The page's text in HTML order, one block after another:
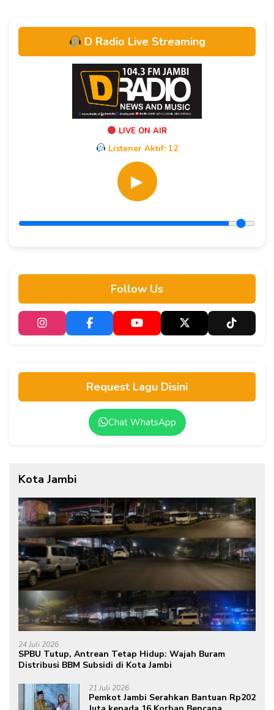
D Radio Live Streaming
LIVE ON AIR
Listener Aktif: 12
▶
Follow Us
Request Lagu Disini
Chat WhatsApp
Kota Jambi
24 Juli 2026
SPBU Tutup, Antrean Tetap Hidup: Wajah Buram
Distribusi BBM Subsidi di Kota Jambi
21 Juli 2026
Pemkot Jambi Serahkan Bantuan Rp202